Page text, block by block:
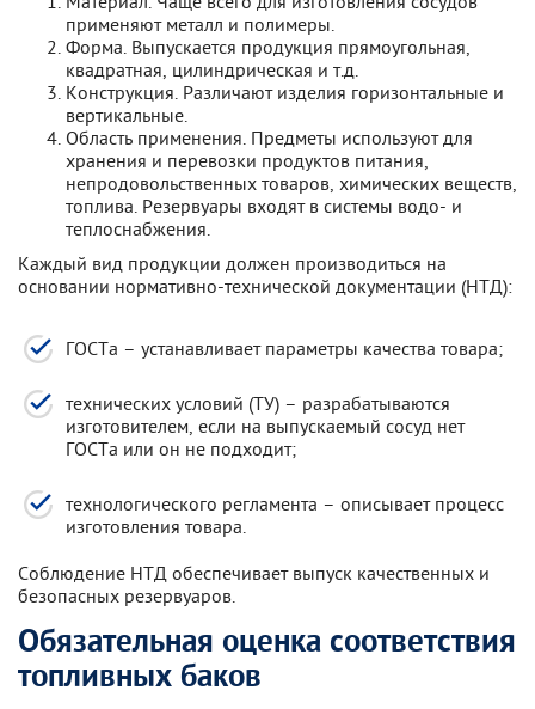
применяют металл и полимеры.
Форма. Выпускается продукция прямоугольная,
квадратная, цилиндрическая и т.д.
Конструкция. Различают изделия горизонтальные и
вертикальные.
Область применения. Предметы используют для
хранения и перевозки продуктов питания,
непродовольственных товаров, химических веществ,
топлива. Резервуары входят в системы водо- и
теплоснабжения.
Каждый вид продукции должен производиться на
основании нормативно-технической документации (НТД):
ГОСТа – устанавливает параметры качества товара;
технических условий (ТУ) – разрабатываются
изготовителем, если на выпускаемый сосуд нет
ГОСТа или он не подходит;
технологического регламента – описывает процесс
изготовления товара.
Соблюдение НТД обеспечивает выпуск качественных и
безопасных резервуаров.
Обязательная оценка соответствия
топливных баков